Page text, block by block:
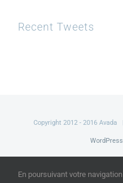
Recent Tweets
Copyright 2012 - 2016
WordPress
En poursuivant votre